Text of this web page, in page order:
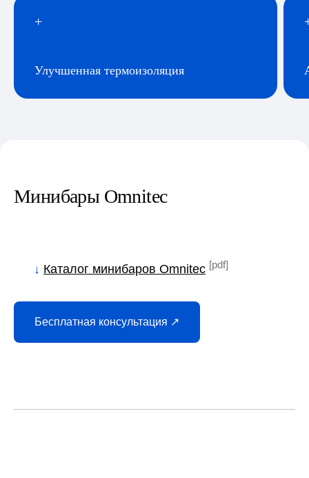
+
Улучшенная термоизоляция
Минибары Omnitec
Бесплатная консультация ↗
↓ Каталог минибаров Omnitec [pdf]